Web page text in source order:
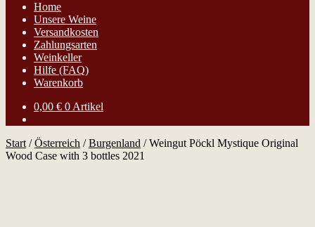
Home
Unsere Weine
Versandkosten
Zahlungsarten
Weinkeller
Hilfe (FAQ)
Warenkorb
0,00 € 0 Artikel
Start /Österreich /Burgenland /Weingut Pöckl Mystique Original
Wood Case with 3 bottles 2021